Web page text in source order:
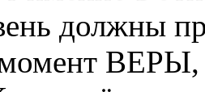
должны
ВЕРЫ,